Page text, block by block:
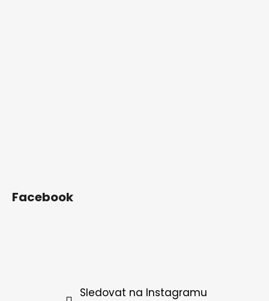
Facebook
Sledovat na Instagramu